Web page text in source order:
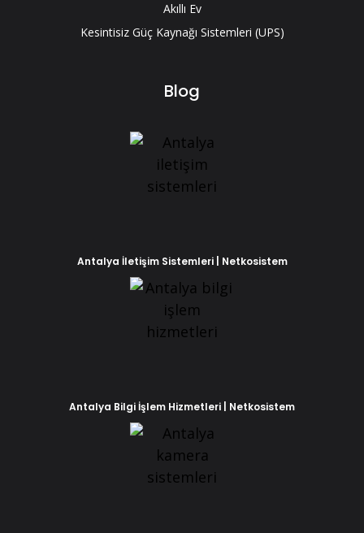
Akıllı Ev
Kesintisiz Güç Kaynağı Sistemleri (UPS)
Blog
Antalya İletişim Sistemleri | Netkosistem
Antalya Bilgi İşlem Hizmetleri | Netkosistem